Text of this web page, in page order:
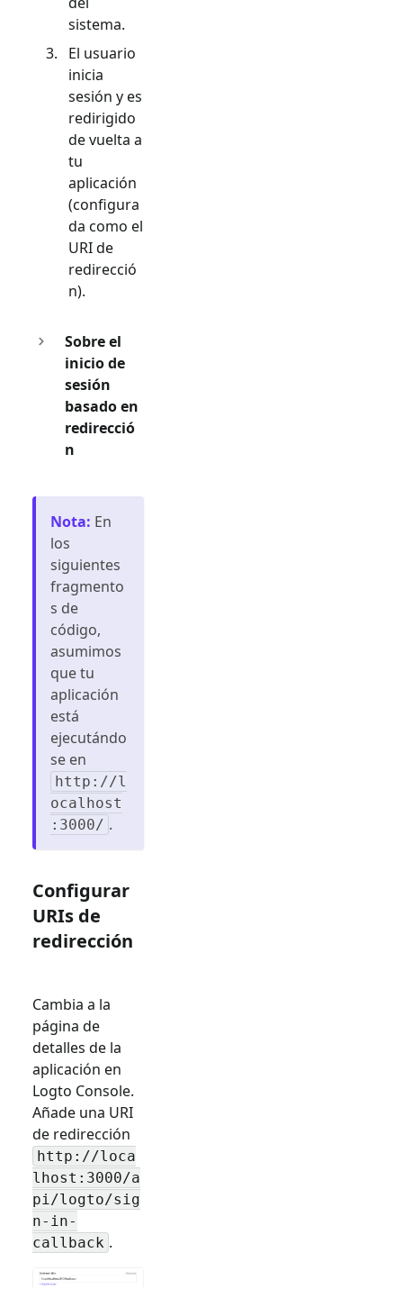
sistema.
El usuario
inicia
sesión y es
redirigido
de vuelta a
tu
aplicación
(configura
da como el
URI de
redirecció
n).
Sobre el
inicio de
sesión
basado en
redirecció
n
Nota: En
los
siguientes
fragmento
s de
código,
asumimos
que tu
aplicación
está
ejecutándo
se en
http://l
ocalhost
:3000/ .
Configurar
URIs de
redirección
Cambia a la
página de
detalles de la
aplicación en
Logto Console.
Añade una URI
de redirección
http://loca
lhost:3000/a
pi/logto/sig
n-in-
callback .